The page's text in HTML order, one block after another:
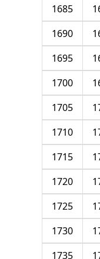
1685
1690
1695
1700
1705
1710
1715
1720
1725
1730
1735